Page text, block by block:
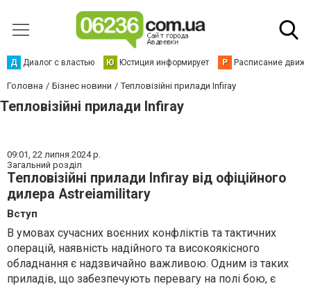
Д Диалог с властью Ю Юстиция информирует Р Расписание
Головна Бізнес новини Тепловізійні прилади Infiray
Тепловізійні прилади Infiray
09:01, 22 липня 2024 р.
Загальний розділ
Тепловізійні прилади Infiray від офіційного
дилера Astreiamilitary
Вступ
В умовах сучасних воєнних конфліктів та тактичних
операцій, наявність надійного та високоякісного
обладнання є надзвичайно важливою. Одним із таких
приладів, що забезпечують перевагу на полі бою, є